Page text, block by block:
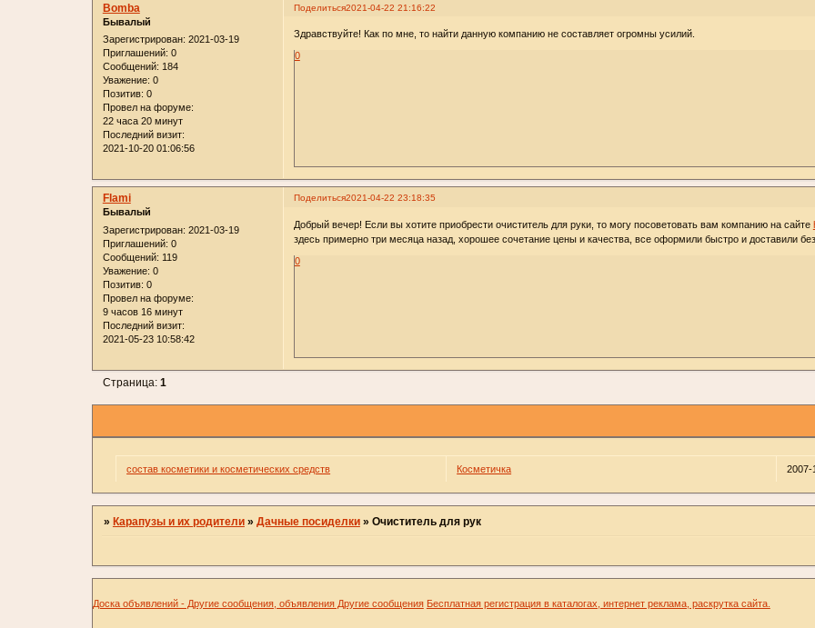
Поделиться2021-04-22 21:16:22
Bomba
Бывалый
Зарегистрирован: 2021-03-19
Приглашений: 0
Сообщений: 184
Уважение: 0
Позитив: 0
Провел на форуме:
22 часа 20 минут
Последний визит:
2021-10-20 01:06:56
Здравствуйте! Как по мне, то найти данную компанию не составляет огромны усилий.
0
Поделиться2021-04-22 23:18:35
Flami
Бывалый
Зарегистрирован: 2021-03-19
Приглашений: 0
Сообщений: 119
Уважение: 0
Позитив: 0
Провел на форуме:
9 часов 16 минут
Последний визит:
2021-05-23 10:58:42
Добрый вечер! Если вы хотите приобрести очиститель для руки, то могу посоветовать вам компанию на сайте
здесь примерно три месяца назад, хорошее сочетание цены и качества, все оформили быстро и доставили
0
Страница: 1
состав косметики и косметических средств Косметичка 2007-
» Карапузы и их родители » Дачные посиделки » Очиститель для рук
Доска объявлений - Другие сообщения, объявления Другие сообщения Бесплатная регистрация в каталогах, интернет реклама, раскрутка сайта.